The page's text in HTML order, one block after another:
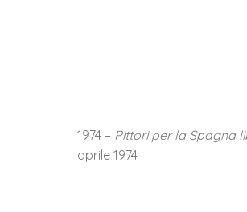
1974 – Pittori per la Spagna
aprile 1974